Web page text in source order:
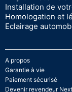
Installation de
Homologation et
Eclairage
A propos
Garantie à vie
Paiement sécurisé
Devenir revendeur